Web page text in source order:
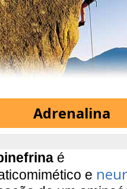
Adrenalina
é
e